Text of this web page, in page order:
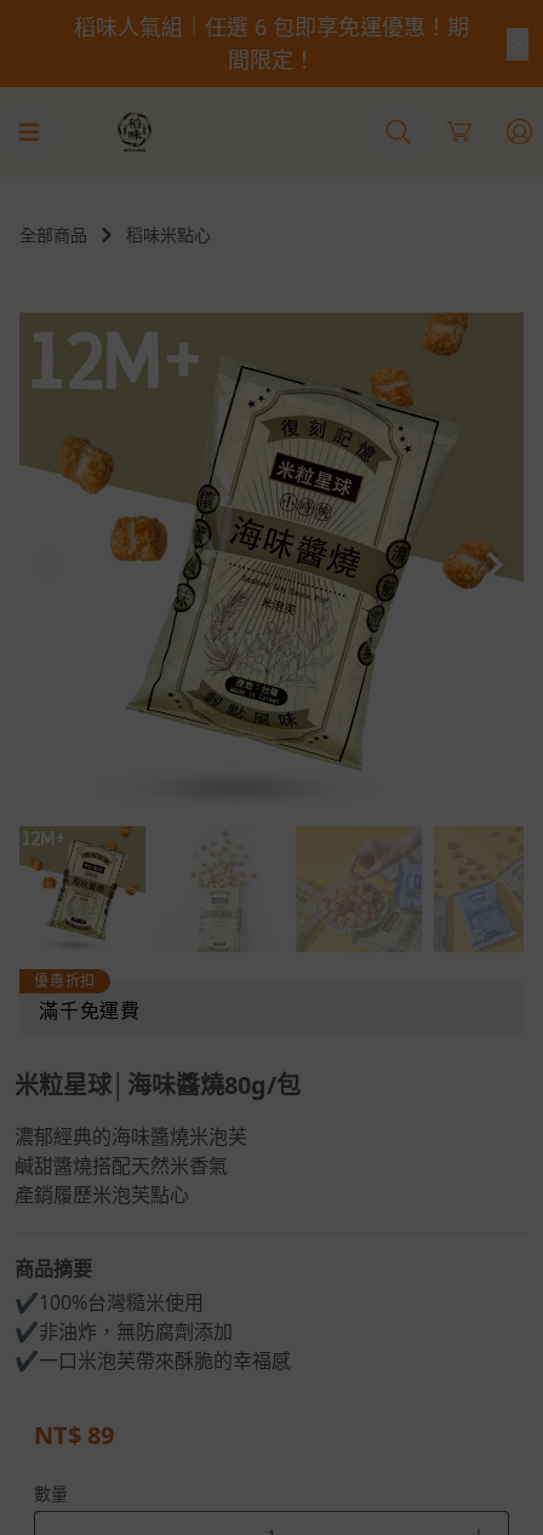
稻味人氣組｜任選 6 包即享免運優惠！期
間限定！
Cart
全部商品 稻味米點心
優惠折扣
滿千免運費
米粒星球│海味醬燒80g/包
濃郁經典的海味醬燒米泡芙
鹹甜醬燒搭配天然米香氣
產銷履歷米泡芙點心
商品摘要
✔100%台灣糙米使用
✔非油炸，無防腐劑添加
✔一口米泡芙帶來酥脆的幸福感
NT$ 89
數量